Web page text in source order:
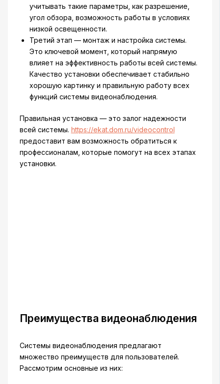
учитывать такие параметры, как разрешение,
угол обзора, возможность работы в условиях
низкой освещенности.
Третий этап — монтаж и настройка системы.
Это ключевой момент, который напрямую
влияет на эффективность работы всей системы.
Качество установки обеспечивает стабильно
хорошую картинку и правильную работу всех
функций системы видеонаблюдения.
Правильная установка — это залог надежности
всей системы. https://ekat.dom.ru/videocontrol
предоставит вам возможность обратиться к
профессионалам, которые помогут на всех этапах
установки.
Преимущества видеонаблюдения
Системы видеонаблюдения предлагают
множество преимуществ для пользователей.
Рассмотрим основные из них: